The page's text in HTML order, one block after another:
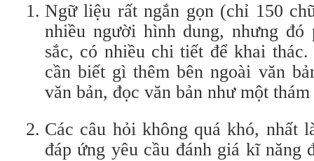
Ngữ liệu rất ngắn gọn (chỉ 150
nhiều người hình dung, nhưng đó
sắc, có nhiều chi tiết để khai
cần biết gì thêm bên ngoài văn
văn bản, đọc văn bản như một
Các câu hỏi không quá khó, nhất
đáp ứng yêu cầu đánh giá kĩ năng